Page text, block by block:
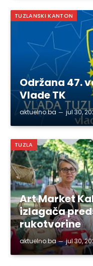
TUZLANSKI KANTON
Održana 47.
Vlade TK
aktuelno.ba jul 30,
TUZLA
Art Market
izlagača
rukotvorine
aktuelno.ba jul 30,